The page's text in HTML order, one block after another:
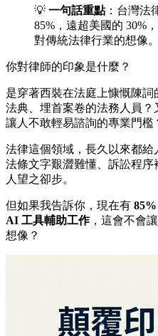
💡 一句話重點：台灣法
85%，遠超美國的 30%
對傳統法律行業的想像。
你對律師的印象是什麼？
是穿著西裝在法庭上慷慨陳
法典、埋首案卷的法務人員？
讓人不敢輕易諮詢的專業門檻
法律這個領域，長久以來都
法條文字艱澀難懂、訴訟程
人望之卻步。
但如果我告訴你，現在有
AI 工具輔助工作，這會不會
想像？